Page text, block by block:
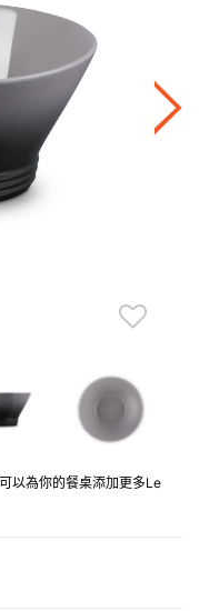
以為你的餐桌添加更多Le